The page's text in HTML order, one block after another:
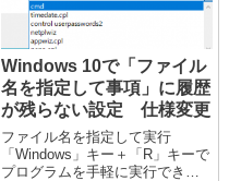
Windows 10で「ファイル
名を指定して事項」に履歴
が残らない設定 仕様変更
ファイル名を指定して実行
「Windows」キー＋「R」キーで
プログラムを手軽に実行できま